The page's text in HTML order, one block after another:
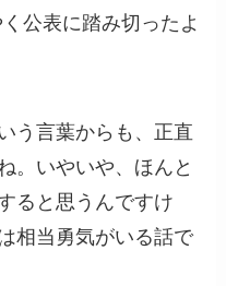
公表に踏み切ったよ
う言葉からも、正直
。いやいや、ほんと
ると思うんですけ
相当勇気がいる話で